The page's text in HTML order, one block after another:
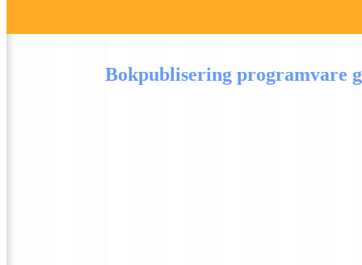
Bokpublisering programvare